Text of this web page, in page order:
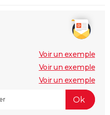
Voir un exemple
Voir un exemple
Voir un exemple